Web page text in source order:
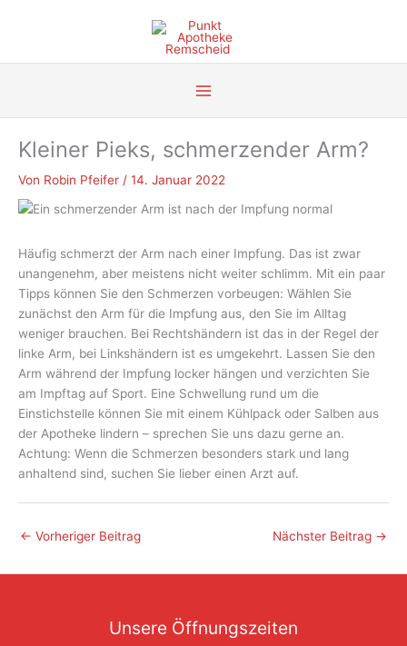
Kleiner Pieks, schmerzender Arm?
Von Robin Pfeifer / 14. Januar 2022
Häufig schmerzt der Arm nach einer Impfung. Das ist zwar
unangenehm, aber meistens nicht weiter schlimm. Mit ein paar
Tipps können Sie den Schmerzen vorbeugen: Wählen Sie
zunächst den Arm für die Impfung aus, den Sie im Alltag
weniger brauchen. Bei Rechtshändern ist das in der Regel der
linke Arm, bei Linkshändern ist es umgekehrt. Lassen Sie den
Arm während der Impfung locker hängen und verzichten Sie
am Impftag auf Sport. Eine Schwellung rund um die
Einstichstelle können Sie mit einem Kühlpack oder Salben aus
der Apotheke lindern – sprechen Sie uns dazu gerne an.
Achtung: Wenn die Schmerzen besonders stark und lang
anhaltend sind, suchen Sie lieber einen Arzt auf.
← Vorheriger Beitrag Nächster Beitrag →
Unsere Öffnungszeiten